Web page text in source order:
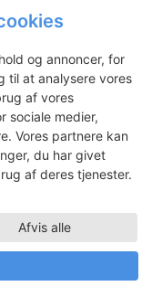
– a
og annoncer, for
til at analysere vores
af vores
sociale medier,
Vores partnere kan
du har givet
af deres tjenester.
Afvis alle